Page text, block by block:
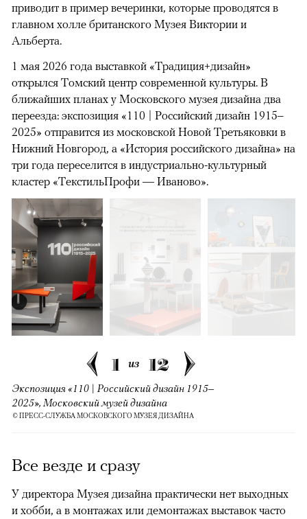
приводит в пример вечеринки, которые проводятся в
главном холле британского Музея Виктории и
Альберта.
1 мая 2026 года выставкой «Традиция+дизайн»
открылся Томский центр современной культуры. В
ближайших планах у Московского музея дизайна два
переезда: экспозиция «110 | Российский дизайн 1915–
2025» отправится из московской Новой Третьяковки в
Нижний Новгород, а «История российского дизайна» на
три года переселится в индустриально-культурный
кластер «ТекстильПрофи — Иваново».
1 из 12
Экспозиция «110 | Российский дизайн 1915–
2025», Московский музей дизайна
© ПРЕСС-СЛУЖБА МОСКОВСКОГО МУЗЕЯ ДИЗАЙНА
Все везде и сразу
У директора Музея дизайна практически нет выходных
и хобби, а в монтажах или демонтажах выставок часто